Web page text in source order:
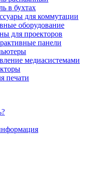
в бухтах
для коммутации
оборудование
для проекторов
панели
медиасистемами
печати